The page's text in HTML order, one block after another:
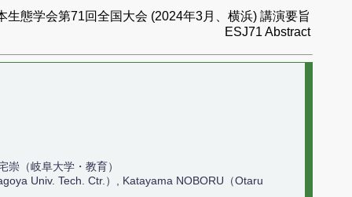
生態学会第71回全国大会 (2024年3月、横浜) 講演要旨
ESJ71 Abstract
（岐阜大学・教育）
Univ. Tech. Ctr.）, Katayama NOBORU（Otaru